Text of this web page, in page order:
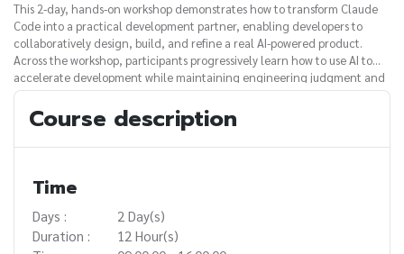
This 2-day, hands-on workshop demonstrates how to transform Claude
Code into a practical development partner, enabling developers to
collaboratively design, build, and refine a real AI-powered product.
Across the workshop, participants progressively learn how to use AI to
accelerate development while maintaining engineering judgment and
software quality.
Course description
Time
Days :
2 Day(s)
Duration :
12 Hour(s)